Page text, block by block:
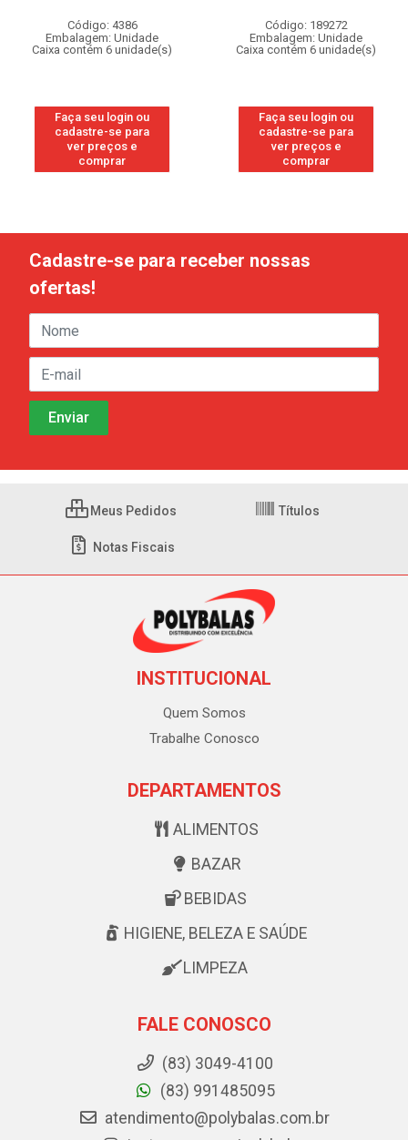
Código: 4386
Embalagem: Unidade
Caixa contém 6 unidade(s)
Faça seu login ou
cadastre-se para
ver preços e
comprar
Código: 189272
Embalagem: Unidade
Caixa contém 6 unidade(s)
Faça seu login ou
cadastre-se para
ver preços e
comprar
Cadastre-se para receber nossas
ofertas!
Meus Pedidos Títulos
Notas Fiscais
INSTITUCIONAL
Quem Somos
Trabalhe Conosco
DEPARTAMENTOS
ALIMENTOS
BAZAR
BEBIDAS
HIGIENE, BELEZA E SAÚDE
LIMPEZA
FALE CONOSCO
(83) 3049-4100
(83) 991485095
atendimento@polybalas.com.br